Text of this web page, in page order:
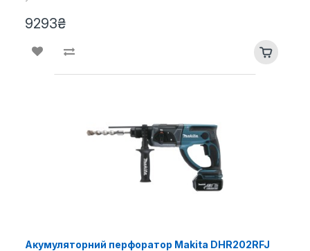
9293₴
Акумуляторний перфоратор Makita DHR202RFJ